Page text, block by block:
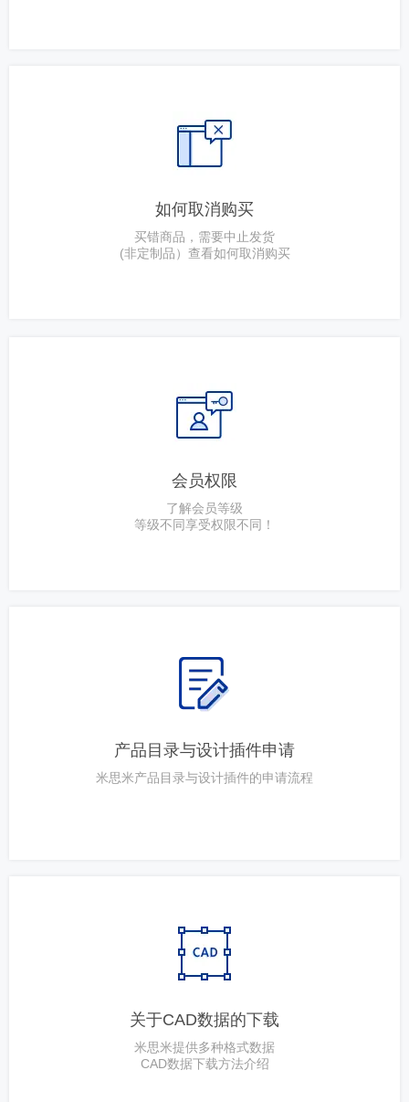
如何取消购买
买错商品，需要中止发货
(非定制品）查看如何取消购买
会员权限
了解会员等级
等级不同享受权限不同！
产品目录与设计插件申请
米思米产品目录与设计插件的申请流程
关于CAD数据的下载
米思米提供多种格式数据
CAD数据下载方法介绍